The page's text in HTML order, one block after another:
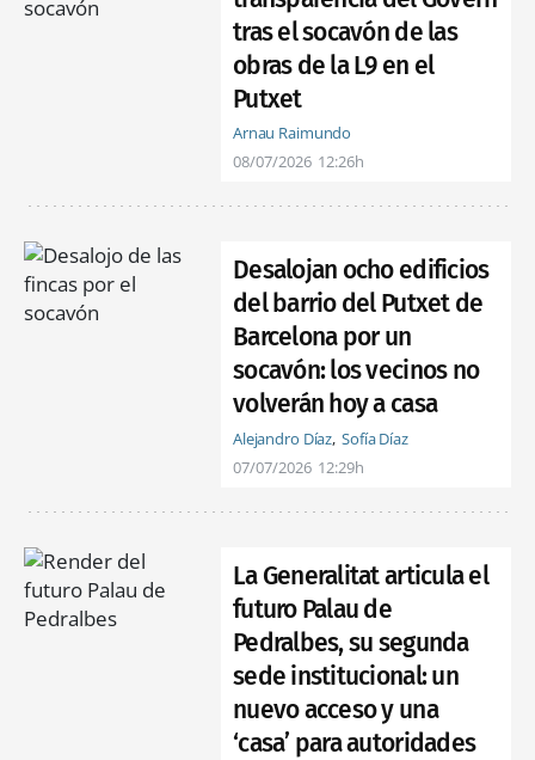
tras el socavón de las
obras de la L9 en el
Putxet
Arnau Raimundo
08/07/2026 12:26h
Desalojan ocho edificios
del barrio del Putxet de
Barcelona por un
socavón: los vecinos no
volverán hoy a casa
Alejandro Díaz Sofía Díaz
07/07/2026 12:29h
La Generalitat articula el
futuro Palau de
Pedralbes, su segunda
sede institucional: un
nuevo acceso y una
‘casa’ para autoridades